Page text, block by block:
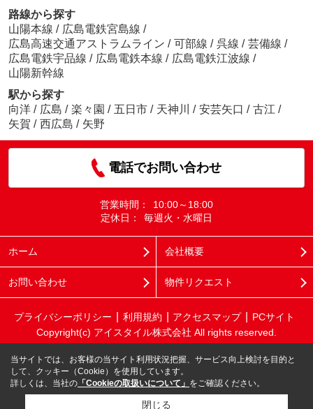
路線から探す
山陽本線 / 広島電鉄宮島線 /
広島高速交通アストラムライン / 可部線 / 呉線 / 芸備線 /
広島電鉄宇品線 / 広島電鉄本線 / 広島電鉄江波線 /
山陽新幹線
駅から探す
向洋 / 広島 / 楽々園 / 五日市 / 天神川 / 安芸矢口 / 古江 /
矢賀 / 西広島 / 矢野
電話でお問い合わせ
営業時間：
10:00～18:00
定休日：
毎週火・水曜日
ホーム 会社概要
お問い合わせ 物件リクエスト
プライバシーポリシー 利用規約 アクセスマップ
PCサイト
Copyright(c) アイスタイル株式会社 All rights reserved.
当サイトでは、お客様の当サイト利用状況把握、サービス向上検討を目的と
して、クッキー（Cookie）を使用しています。
詳しくは、当社の 「Cookieの取扱いについて」 をご確認ください。
閉じる